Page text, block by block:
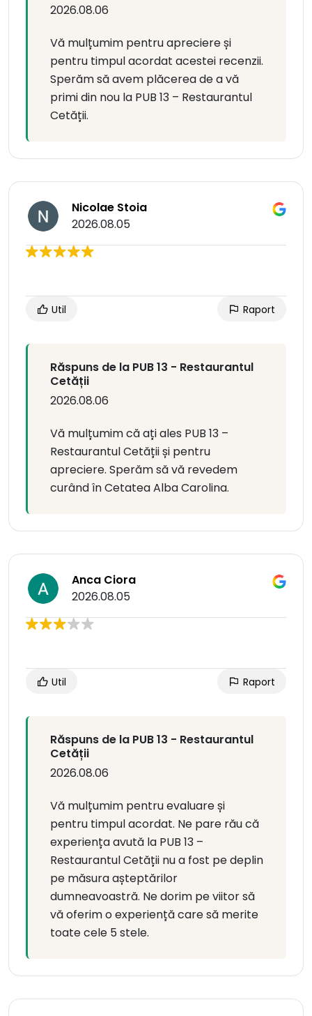
2026.08.06
Vă mulțumim pentru apreciere și
pentru timpul acordat acestei recenzii.
Sperăm să avem plăcerea de a vă
primi din nou la PUB 13 – Restaurantul
Cetății.
Nicolae Stoia
2026.08.05
Util Raport
Răspuns de la PUB 13 - Restaurantul
Cetății
2026.08.06
Vă mulțumim că ați ales PUB 13 –
Restaurantul Cetății și pentru
apreciere. Sperăm să vă revedem
curând în Cetatea Alba Carolina.
Anca Ciora
2026.08.05
Util Raport
Răspuns de la PUB 13 - Restaurantul
Cetății
2026.08.06
Vă mulțumim pentru evaluare și
pentru timpul acordat. Ne pare rău că
experiența avută la PUB 13 –
Restaurantul Cetății nu a fost pe deplin
pe măsura așteptărilor
dumneavoastră. Ne dorim pe viitor să
vă oferim o experiență care să merite
toate cele 5 stele.